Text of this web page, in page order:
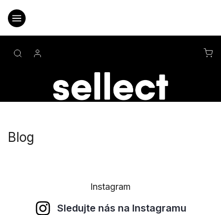
obsah
Blog
Instagram
Sledujte nás na Instagramu